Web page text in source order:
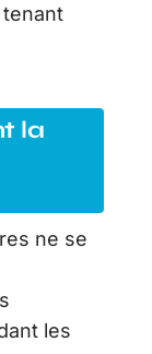
la
ne se
les